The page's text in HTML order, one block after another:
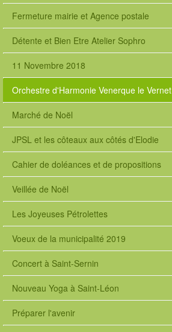
n
1
#
p
e
s
o
n
n
e
-
s
a
n
l
e
o
n
2
0
8
Fermeture mairie et Agence postale
Détente et Bien Etre Atelier Sophro
11 Novembre 2018
Orchestre d'Harmonie Venerque le Vernet
Marché de Noël
JPSL et les côteaux aux côtés d'Elodie
Cahier de doléances et de propositions
Veillée de Noël
Les Joyeuses Pétrolettes
Voeux de la municipalité 2019
Concert à Saint-Sernin
Nouveau Yoga à Saint-Léon
Préparer l'avenir